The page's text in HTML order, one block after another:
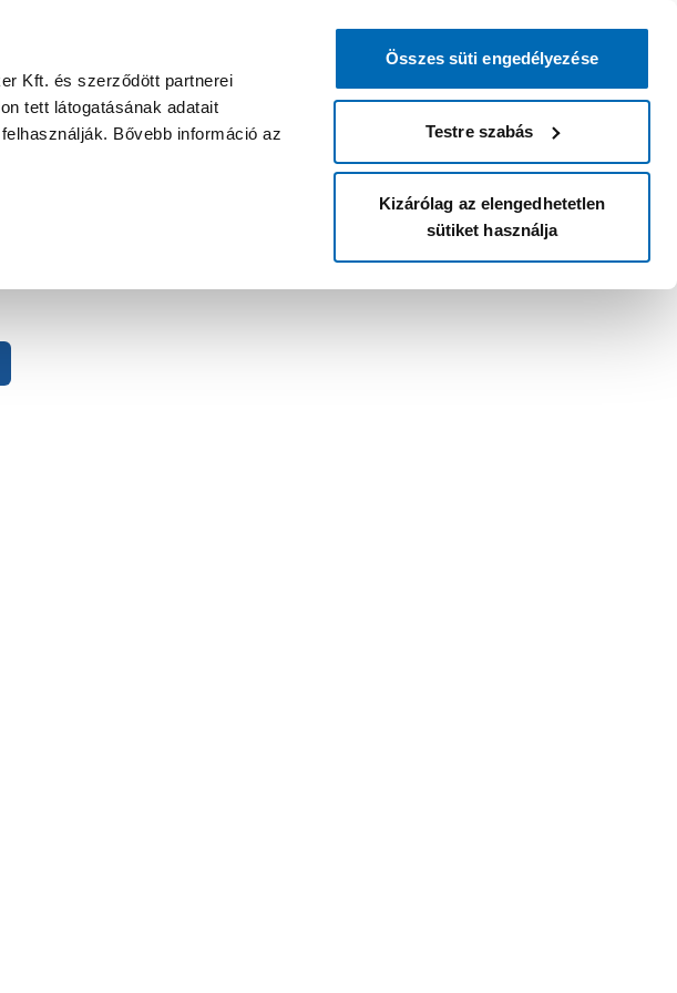
Kft. és szerződött partnerei
tett látogatásának adatait
Bővebb információ az
Összes süti engedélyezése
Testre szabás
Kizárólag az elengedhetetlen
sütiket használja